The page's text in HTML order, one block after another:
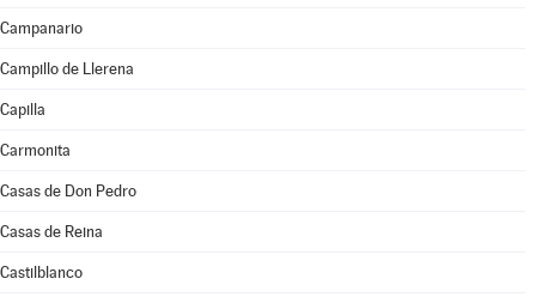
Campanario
Campillo de Llerena
Capilla
Carmonita
Casas de Don Pedro
Casas de Reina
Castilblanco